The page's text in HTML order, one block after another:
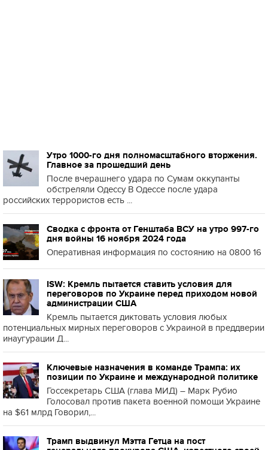
Утро 1000-го дня полномасштабного вторжения.
Главное за прошедший день
После вчерашнего удара по Сумам оккупанты
обстреляли Одессу В Одессе после удара
российских террористов есть ...
Сводка с фронта от Генштаба ВСУ на утро 997-го
дня войны 16 ноября 2024 года
Оперативная информация по состоянию на 0800 16
ISW: Кремль пытается ставить условия для
переговоров по Украине перед приходом новой
администрации США
Кремль пытается диктовать условия любых
потенциальных мирных переговоров с Украиной в преддверии
инаугурации Д...
Ключевые назначения в команде Трампа: их
позиции по Украине и международной политике
Госсекретарь США (глава МИД) – Марк Рубио
Голосовал против пакета военной помощи Украине
на $61 млрд Говорил,...
Трамп выдвинул Мэтта Гетца на пост